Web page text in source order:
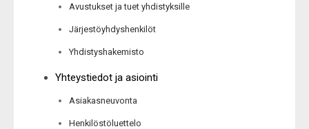
Avustukset ja tuet yhdistyksille
Järjestöyhdyshenkilöt
Yhdistyshakemisto
Yhteystiedot ja asiointi
Asiakasneuvonta
Henkilöstöluettelo